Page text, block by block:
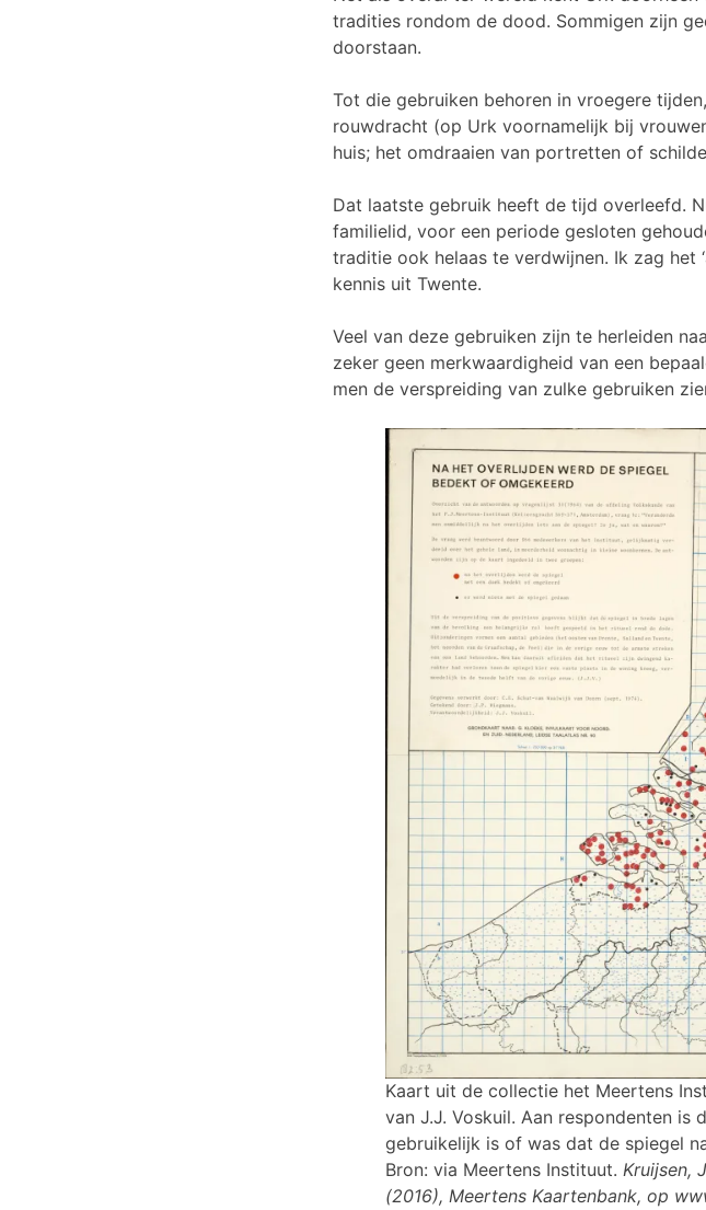
tradities rondom de dood. Sommigen zijn
doorstaan.
Tot die gebruiken behoren in vroegere
rouwdracht (op Urk voornamelijk bij
huis; het omdraaien van portretten of
Dat laatste gebruik heeft de tijd overleefd.
familielid, voor een periode gesloten
traditie ook helaas te verdwijnen. Ik zag het
kennis uit Twente.
Veel van deze gebruiken zijn te herleiden
zeker geen merkwaardigheid van een
men de verspreiding van zulke gebruiken
Kaart uit de collectie het Meertens
van J.J. Voskuil. Aan respondenten
gebruikelijk is of was dat de spiegel
Bron: via Meertens Instituut. Kruijsen,
(2016), Meertens Kaartenbank, op